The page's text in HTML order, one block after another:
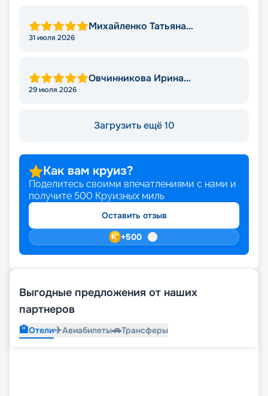
Михайленко Татьяна
31 июля 2026
Овчинникова Ирина
29 июля 2026
Загрузить ещё 10
Как вам круиз?
Поделитесь своими впечатлениями с нами и
получите 500 Круизных миль
Оставить отзыв
+500
Выгодные предложения от наших
партнеров
🏨Отели✈️Авиабилеты🚗Трансферы